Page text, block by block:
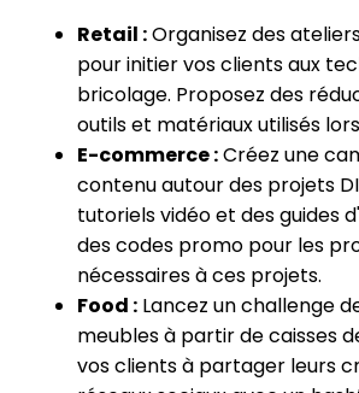
Retail :Organisez des
pour initier vos clients aux
bricolage. Proposez des
outils et matériaux utilisés
E-commerce :Créez une
contenu autour des projets
tutoriels vidéo et des guides
des codes promo pour les
nécessaires à ces projets.
Food : Lancez un challenge
meubles à partir de caisses
vos clients à partager leurs